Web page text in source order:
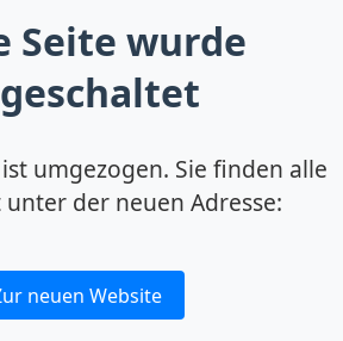
Seite wurde
umgezogen. Sie finden alle
der neuen Adresse:
neuen Website